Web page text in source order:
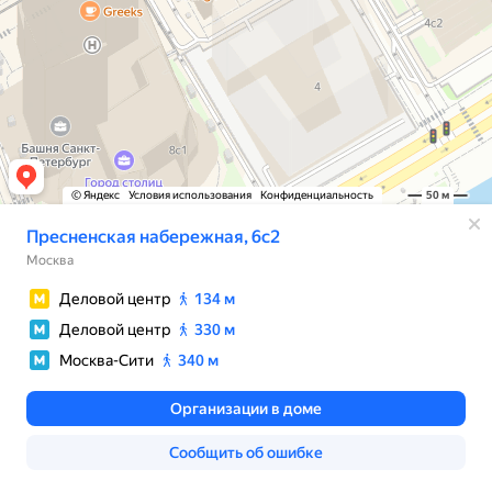
© Яндекс Условия использования Конфиденциальность 50 м
Пресненская набережная, 6с2
Москва
Деловой центр
134 м
Деловой центр
330 м
Москва-Сити
340 м
Организации в доме
Сообщить об ошибке